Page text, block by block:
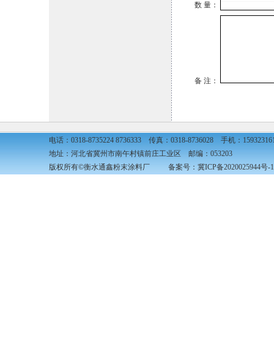
数 量：
备 注：
电话：0318-8735224 8736333 传真：0318-8736028 手机：
地址：河北省冀州市南午村镇前庄工业区 邮编：053203
版权所有©衡水通鑫粉末涂料厂 备案号： 冀ICP备2020025944号-1